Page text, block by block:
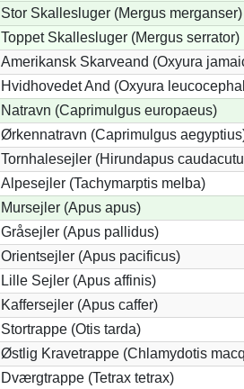
Stor Skallesluger (Mergus merganser)
Toppet Skallesluger (Mergus serrator)
Amerikansk Skarveand (Oxyura
Hvidhovedet And (Oxyura
Natravn (Caprimulgus europaeus)
Ørkennatravn (Caprimulgus
Tornhalesejler (Hirundapus
Alpesejler (Tachymarptis melba)
Mursejler (Apus apus)
Gråsejler (Apus pallidus)
Orientsejler (Apus pacificus)
Lille Sejler (Apus affinis)
Kaffersejler (Apus caffer)
Stortrappe (Otis tarda)
Østlig Kravetrappe (Chlamydotis
Dværgtrappe (Tetrax tetrax)